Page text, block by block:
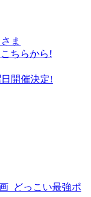
ま
ちらから!
開催決定!
_どっこい最強ポ